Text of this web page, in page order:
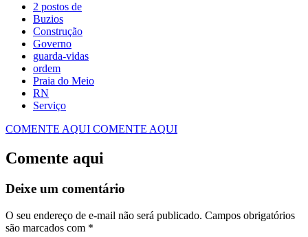
2 postos de
Buzios
Construção
Governo
guarda-vidas
ordem
Praia do Meio
RN
Serviço
COMENTE AQUI COMENTE AQUI
Comente aqui
Deixe um comentário
O seu endereço de e-mail não será publicado. Campos obrigatórios
são marcados com *